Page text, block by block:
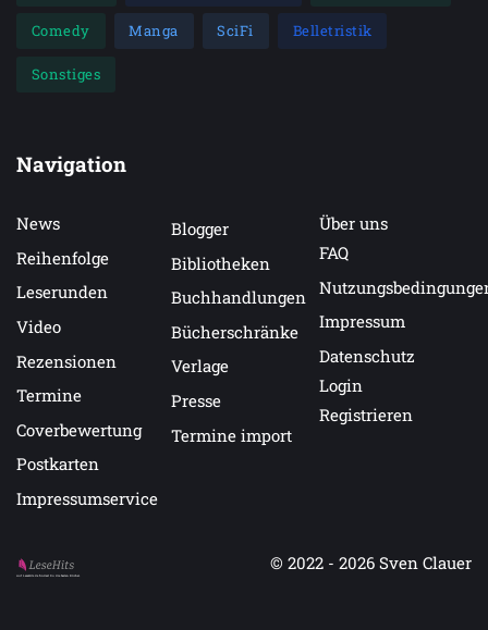
Comedy Manga SciFi Belletristik
Sonstiges
Navigation
News
Reihenfolge
Leserunden
Video
Rezensionen
Termine
Coverbewertung
Postkarten
Impressumservice
Blogger
Bibliotheken
Buchhandlungen
Bücherschränke
Verlage
Presse
Termine import
Über uns
FAQ
Impressum
Datenschutz
Login
Registrieren
Auf LeseHits.de findest Du die besten Bücher.
© 2022 - 2026 Sven Clauer